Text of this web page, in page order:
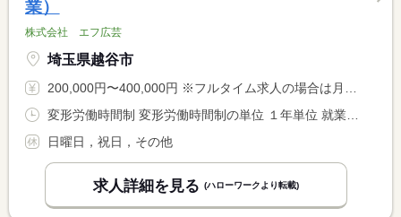
業）
株式会社 エフ広芸
埼玉県越谷市
200,000円〜400,000円 ※フルタイム求人の場合は月額（換算額）、パート求人の場合は時間額を表示しています。
日曜日，祝日，その他
求人詳細を見る (ハローワークより転載)